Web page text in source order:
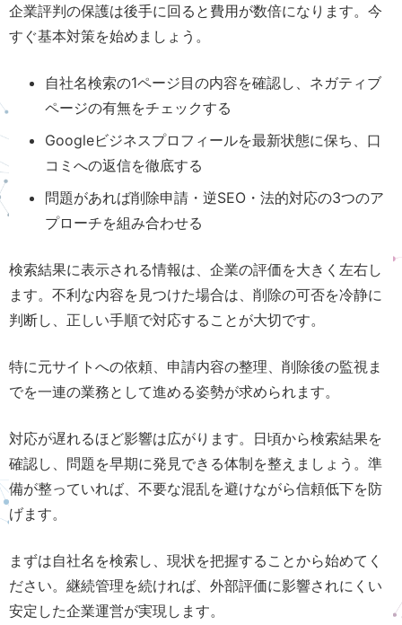
企業評判の保護は後手に回ると費用が数倍になります。今
すぐ基本対策を始めましょう。
自社名検索の1ページ目の内容を確認し、ネガティブ
ページの有無をチェックする
Googleビジネスプロフィールを最新状態に保ち、口
コミへの返信を徹底する
問題があれば削除申請・逆SEO・法的対応の3つのア
プローチを組み合わせる
検索結果に表示される情報は、企業の評価を大きく左右し
ます。不利な内容を見つけた場合は、削除の可否を冷静に
判断し、正しい手順で対応することが大切です。
特に元サイトへの依頼、申請内容の整理、削除後の監視ま
でを一連の業務として進める姿勢が求められます。
対応が遅れるほど影響は広がります。日頃から検索結果を
確認し、問題を早期に発見できる体制を整えましょう。準
備が整っていれば、不要な混乱を避けながら信頼低下を防
げます。
まずは自社名を検索し、現状を把握することから始めてく
ださい。継続管理を続ければ、外部評価に影響されにくい
安定した企業運営が実現します。